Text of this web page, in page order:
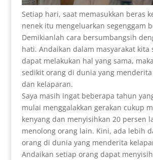
Setiap hari, saat memasukkan beras
nenek itu mengeluarkan segenggam
Demikianlah cara bersumbangsih
hati. Andaikan dalam masyarakat kita
dapat melakukan hal yang sama,
sedikit orang di dunia yang
dan kelaparan.
Saya masih ingat beberapa tahun
mulai menggalakkan gerakan cukup
kenyang dan menyisihkan 20 persen
menolong orang lain. Kini, ada lebih
orang di dunia yang menderita
Andaikan setiap orang dapat